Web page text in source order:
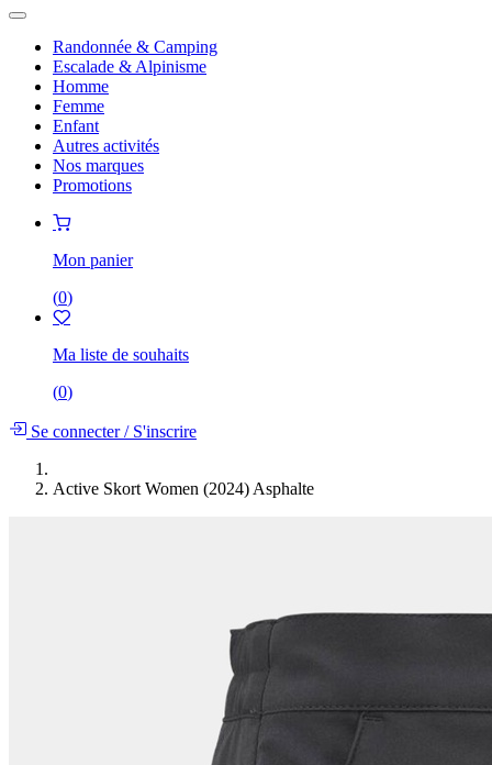
Randonnée & Camping
Escalade & Alpinisme
Homme
Femme
Enfant
Autres activités
Nos marques
Promotions
Mon panier
(0)
Ma liste de souhaits
(0)
Se connecter/S'inscrire
Active Skort Women (2024) Asphalte